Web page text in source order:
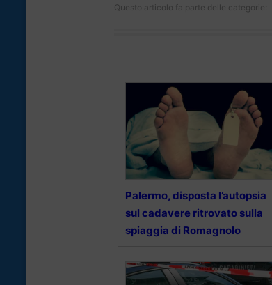
Questo articolo fa parte delle categorie:
Palermo, disposta l’autopsia
sul cadavere ritrovato sulla
spiaggia di Romagnolo